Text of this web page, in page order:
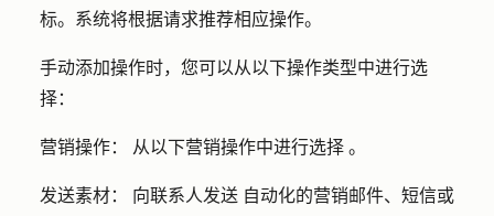
标。系统将根据请求推荐相应操作。
手动添加操作时，您可以从以下操作类型中进行选
择：
营销操作： 从以下营销操作中进行选择 。
发送素材： 向联系人发送 自动化的营销邮件、短信或